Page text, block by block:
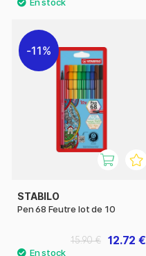
11%
STABILO
Pen 68 Feutre lot de 10
12.72 €
15.90 €